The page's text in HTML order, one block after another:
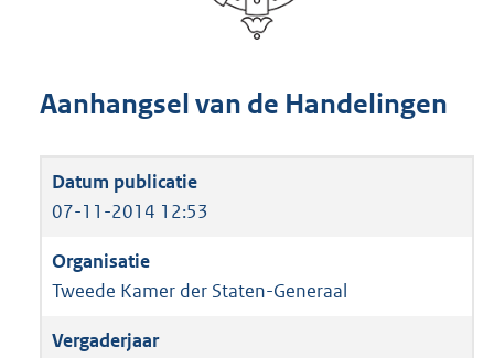
Aanhangsel van de Handelingen
07-11-2014 12:53
Tweede Kamer der Staten-Generaal